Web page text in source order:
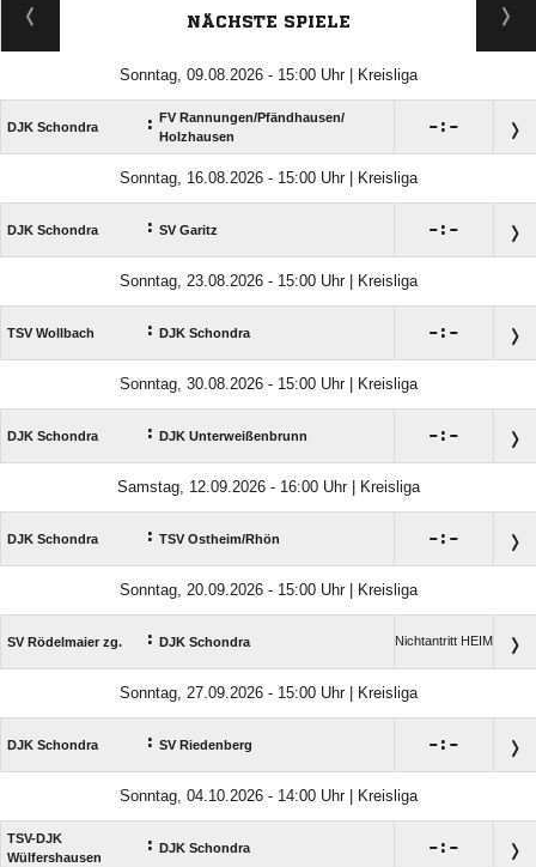
NÄCHSTE SPIELE
Sonntag, 09.08.2026 - 15:00 Uhr | Kreisliga
DJK Schondra :
FV Rannungen/​Pfändhausen/​
Holzhausen
: 
Sonntag, 16.08.2026 - 15:00 Uhr | Kreisliga
DJK Schondra : SV Garitz : 
Sonntag, 23.08.2026 - 15:00 Uhr | Kreisliga
TSV Wollbach : DJK Schondra : 
Sonntag, 30.08.2026 - 15:00 Uhr | Kreisliga
DJK Schondra : DJK Unterweißenbrunn : 
Samstag, 12.09.2026 - 16:00 Uhr | Kreisliga
DJK Schondra : TSV Ostheim/​Rhön : 
Sonntag, 20.09.2026 - 15:00 Uhr | Kreisliga
SV Rödelmaier zg. : DJK Schondra Nichtantritt HEIM
Sonntag, 27.09.2026 - 15:00 Uhr | Kreisliga
DJK Schondra : SV Riedenberg : 
Sonntag, 04.10.2026 - 14:00 Uhr | Kreisliga
TSV-DJK
Wülfershausen
: DJK Schondra : 